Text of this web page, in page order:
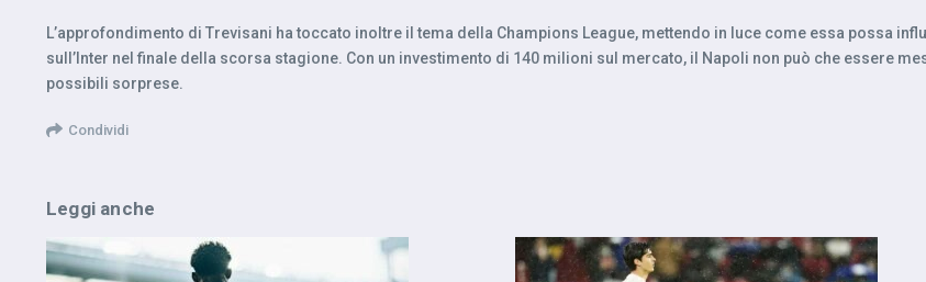
L’approfondimento di Trevisani ha toccato inoltre il tema della Champions League, mettendo in luce come essa possa
sull’Inter nel finale della scorsa stagione. Con un investimento di 140 milioni sul mercato, il Napoli non può che essere
possibili sorprese.
Condividi
Leggi anche